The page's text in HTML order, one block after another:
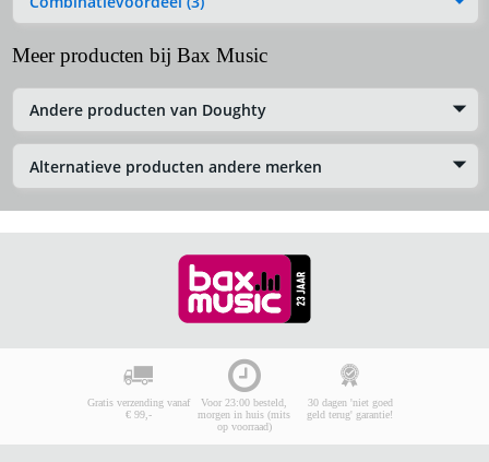
Meer producten bij Bax Music
Andere producten van Doughty
Alternatieve producten andere merken
Gratis verzending vanaf
€ 99,-
Voor 23:00 besteld,
morgen in huis (mits
op voorraad)
30 dagen 'niet goed
geld terug' garantie!